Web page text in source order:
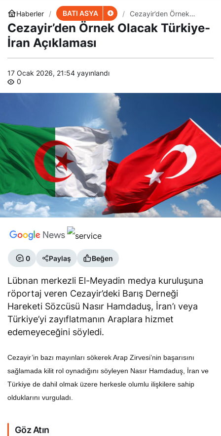
Haberler BATI ASYA
Cezayir’den Örnek
Olacak Türkiye-İran
Açıklaması
Cezayir’den Örnek Olacak Türkiye-
İran Açıklaması
17 Ocak 2026, 21:54 yayınlandı
0
0 Paylaş Beğen
Lübnan merkezli El-Meyadin medya kuruluşuna
röportaj veren Cezayir’deki Barış Derneği
Hareketi Sözcüsü Nasır Hamdaduş, İran’ı veya
Türkiye’yi zayıflatmanın Araplara hizmet
edemeyeceğini söyledi.
Cezayir’in bazı mayınları sökerek Arap Zirvesi’nin başarısını
sağlamada kilit rol oynadığını söyleyen Nasır Hamdaduş, İran ve
Türkiye de dahil olmak üzere herkesle olumlu ilişkilere sahip
olduklarını vurguladı.
Göz Atın